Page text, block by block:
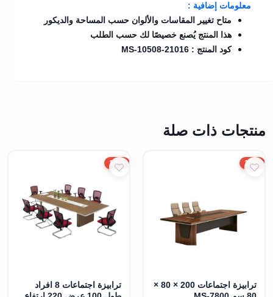
معلومات إضافية :
متاح تغيير المقاسات والألوان حسب المساحة والديكور
هذا المنتج يُصنع خصيصًا لك حسب الطلب
كود المنتج : MS-10508-21016
منتجات ذات صلة
10%
ترابيزة اجتماعات 200 × 80 ×
10%
ترابيزة اجتماعات 8 افراد